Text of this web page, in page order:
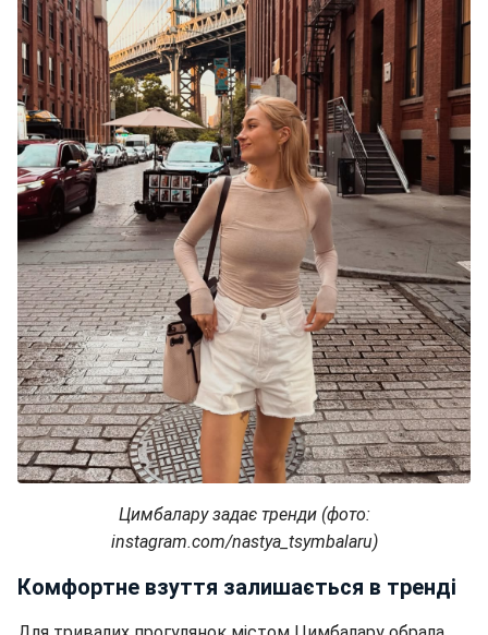
Цимбалару задає тренди (фото:
instagram.com/nastya_tsymbalaru)
Комфортне взуття залишається в тренді